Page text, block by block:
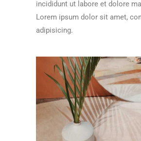
incididunt ut labore et dolore
Lorem ipsum dolor sit amet,
adipisicing.